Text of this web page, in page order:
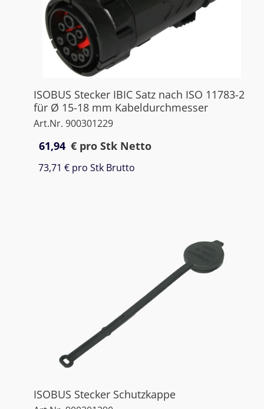
ISOBUS Stecker IBIC Satz nach ISO 11783-2
für Ø 15-18 mm Kabeldurchmesser
Art.Nr. 900301229
61,94 € pro Stk Netto
73,71 € pro Stk Brutto
ISOBUS Stecker Schutzkappe